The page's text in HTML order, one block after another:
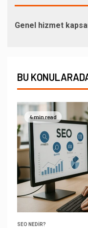
Genel hizmet
BU
4 min read
SEO NEDIR?